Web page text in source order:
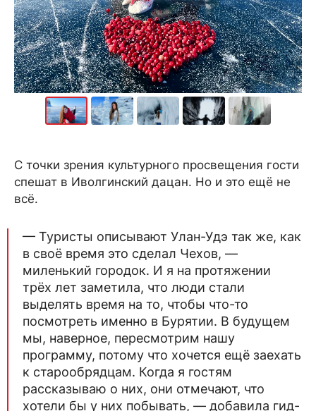
С точки зрения культурного просвещения гости
спешат в Иволгинский дацан. Но и это ещё не
всё.
— Туристы описывают Улан-Удэ так же, как
в своё время это сделал Чехов, —
миленький городок. И я на протяжении
трёх лет заметила, что люди стали
выделять время на то, чтобы что-то
посмотреть именно в Бурятии. В будущем
мы, наверное, пересмотрим нашу
программу, потому что хочется ещё заехать
к старообрядцам. Когда я гостям
рассказываю о них, они отмечают, что
хотели бы у них побывать, — добавила гид-